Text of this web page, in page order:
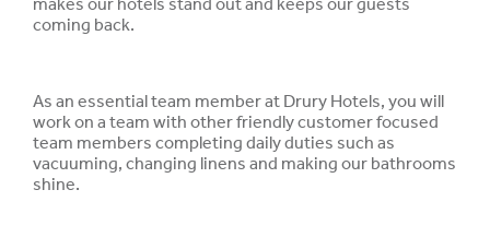
coming back.
As an essential team member at Drury Hotels, you will
work on a team with other friendly customer focused
team members completing daily duties such as
vacuuming, changing linens and making our bathrooms
shine.